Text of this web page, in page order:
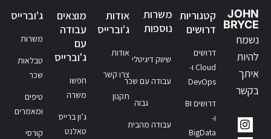
JOHN
BRYCE
נשמח
להיות
איתך
בקשר
קטגוריות
דרושים
דרושים
Cloud ו-
DevOps
דרושים BI
ו-
BigData
משרות
נוספות
שיווק דיגיטלי
עבודה עם שכר
גבוה
עבודה מהבית
אודות
ג'וברייס
אודות
צרו קשר
תקנון
מוצאים
עבודה
עם
ג'וברייס
חפשו
משרה
ג’ון ברייס
טאלנט
ג'וברייס
משרות
טבלאות
שכר
טיפים
ומאמרים
קורסי